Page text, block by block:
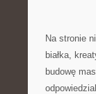
Na stronie
białka,
budowę